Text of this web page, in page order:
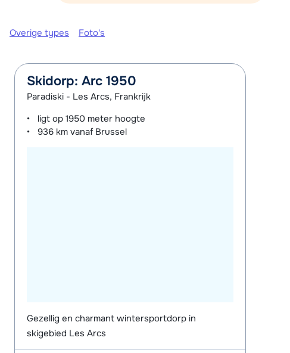
Overige types Foto's
Skidorp: Arc 1950
Paradiski - Les Arcs, Frankrijk
ligt op1950 meter hoogte
936 km vanaf Brussel
Gezellig en charmant wintersportdorp in
skigebied Les Arcs